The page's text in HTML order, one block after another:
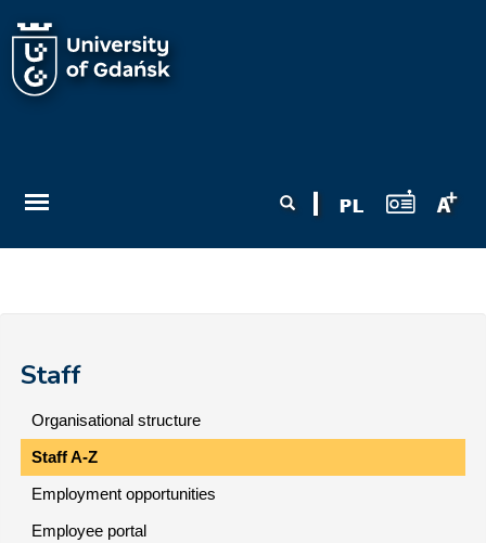
Staff
Organisational structure
Staff A-Z
Employment opportunities
Employee portal